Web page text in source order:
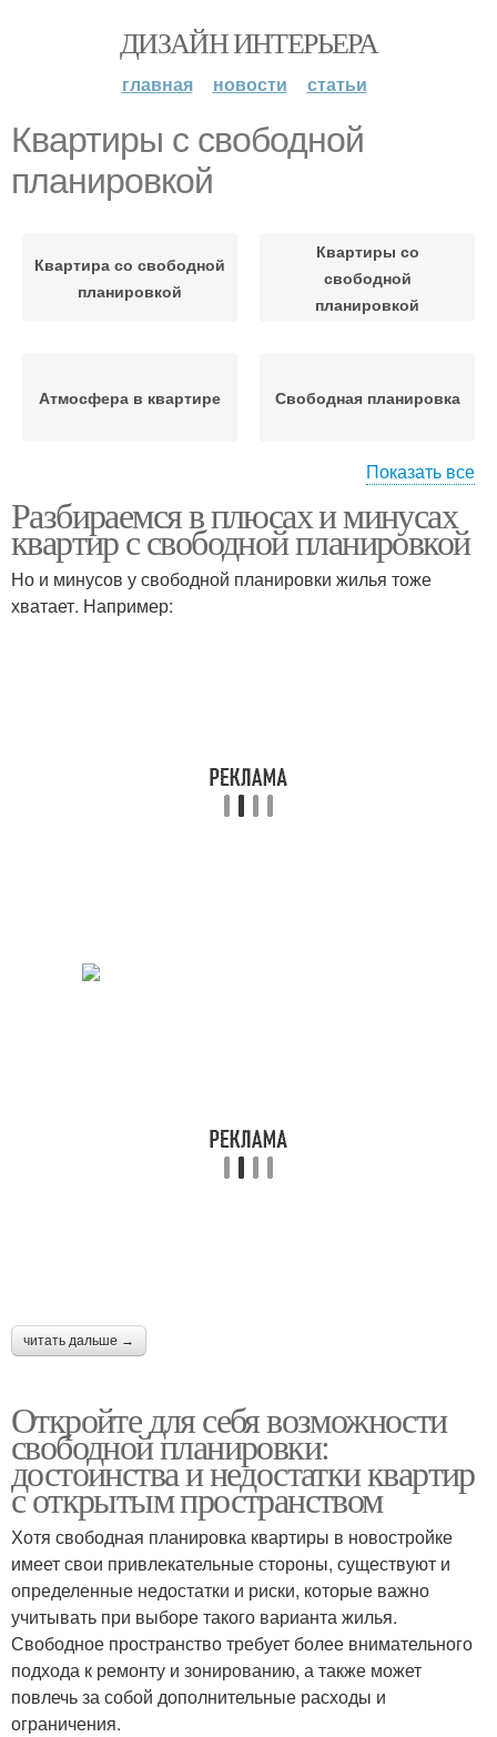
ДИЗАЙН ИНТЕРЬЕРА
главная новости статьи
Квартиры с свободной
планировкой
Квартира со свободной
планировкой
Квартиры со
свободной
планировкой
Атмосфера в квартире Свободная планировка
Планировка в квартире
пространством
свободной планировке
свободной планировке
Пространства в
Показать все
Разбираемся в плюсах и минусах
квартир с свободной планировкой
Но и минусов у свободной планировки жилья тоже
хватает. Например:
читать дальше →
Откройте для себя возможности
свободной планировки:
достоинства и недостатки квартир
с открытым пространством
Хотя свободная планировка квартиры в новостройке
имеет свои привлекательные стороны, существуют и
определенные недостатки и риски, которые важно
учитывать при выборе такого варианта жилья.
Свободное пространство требует более внимательного
подхода к ремонту и зонированию, а также может
повлечь за собой дополнительные расходы и
ограничения.